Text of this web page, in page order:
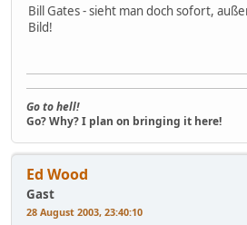
Bill Gates - sieht man doch sofort,
Bild!
Go to hell!
Go? Why? I plan on bringing it here!
Ed Wood
Gast
28 August 2003, 23:40:10